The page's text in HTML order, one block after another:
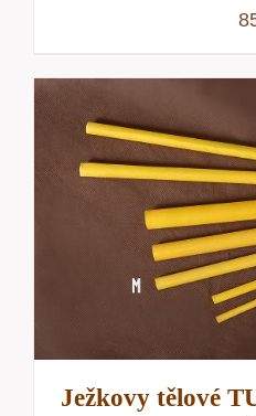
Ježkovy tělové